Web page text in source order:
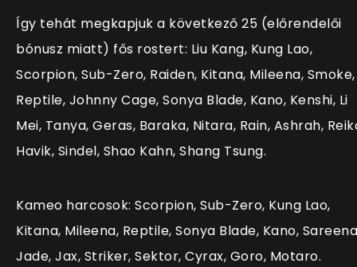
Így tehát megkapjuk a következő 25 (előrendelői
bónusz miatt) fős rostert: Liu Kang, Kung Lao,
Scorpion, Sub-Zero, Raiden, Kitana, Mileena, Smoke,
Reptile, Johnny Cage, Sonya Blade, Kano, Kenshi, Li
Mei, Tanya, Geras, Baraka, Nitara, Rain, Ashrah,
Havik, Sindel, Shao Kahn, Shang Tsung.
Kameo harcosok: Scorpion, Sub-Zero, Kung Lao,
Kitana, Mileena, Reptile, Sonya Blade, Kano,
Jade, Jax, Striker, Sektor, Cyrax, Goro, Motaro.